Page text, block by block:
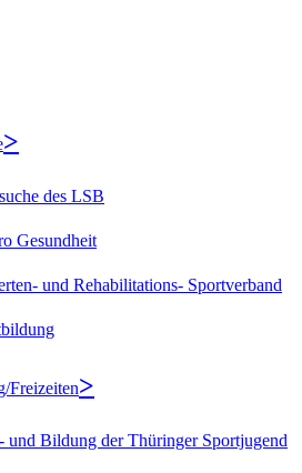
des LSB
Gesundheit
und Rehabilitations- Sportverband
Freizeiten
und Bildung der Thüringer Sportjugend